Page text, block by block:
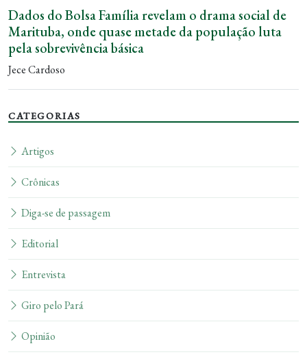
Dados do Bolsa Família revelam o drama social de
Marituba, onde quase metade da população luta
pela sobrevivência básica
Jece Cardoso
CATEGORIAS
Artigos
Crônicas
Diga-se de passagem
Editorial
Entrevista
Giro pelo Pará
Opinião